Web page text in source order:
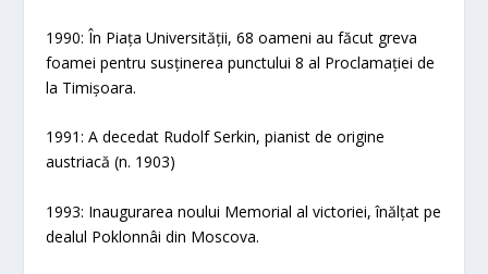
1990: În Piața Universității, 68 oameni au făcut greva
foamei pentru susținerea punctului 8 al Proclamației de
la Timișoara.
1991: A decedat Rudolf Serkin, pianist de origine
austriacă (n. 1903)
1993: Inaugurarea noului Memorial al victoriei, înălțat pe
dealul Poklonnâi din Moscova.